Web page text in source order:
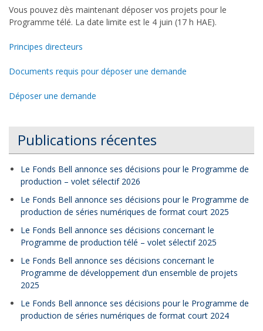
Vous pouvez dès maintenant déposer vos projets pour le
Programme télé. La date limite est le 4 juin (17 h HAE).
Principes directeurs
Documents requis pour déposer une demande
Déposer une demande
Publications récentes
Le Fonds Bell annonce ses décisions pour le Programme de
production – volet sélectif 2026
Le Fonds Bell annonce ses décisions pour le Programme de
production de séries numériques de format court 2025
Le Fonds Bell annonce ses décisions concernant le
Programme de production télé – volet sélectif 2025
Le Fonds Bell annonce ses décisions concernant le
Programme de développement d’un ensemble de projets
2025
Le Fonds Bell annonce ses décisions pour le Programme de
production de séries numériques de format court 2024